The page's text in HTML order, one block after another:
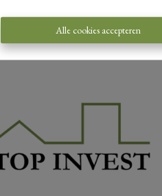
Alle cookies accepteren